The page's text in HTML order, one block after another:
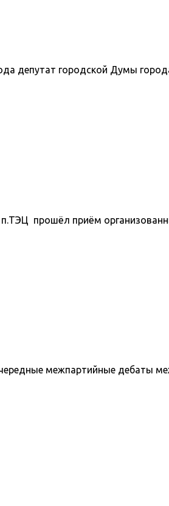
депутат городской Думы
прошёл приём
межпартийные дебаты